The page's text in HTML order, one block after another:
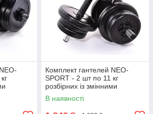
Комплект гантелей NEO-
SPORT - 2 шт по 11 кг
розбірних із змінними
дисками
В наявності